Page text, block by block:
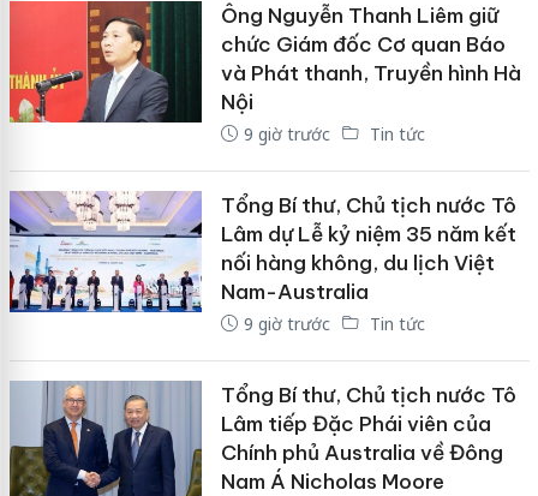
Ông Nguyễn Thanh Liêm giữ
chức Giám đốc Cơ quan Báo
và Phát thanh, Truyền hình Hà
Nội
9 giờ trước Tin tức
Tổng Bí thư, Chủ tịch nước Tô
Lâm dự Lễ kỷ niệm 35 năm kết
nối hàng không, du lịch Việt
Nam-Australia
9 giờ trước Tin tức
Tổng Bí thư, Chủ tịch nước Tô
Lâm tiếp Đặc Phái viên của
Chính phủ Australia về Đông
Nam Á Nicholas Moore